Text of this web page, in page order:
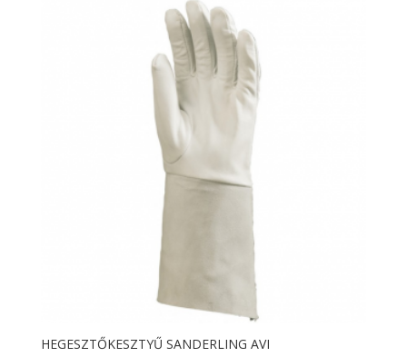
HEGESZTŐKESZTYŰ SANDERLING AVI